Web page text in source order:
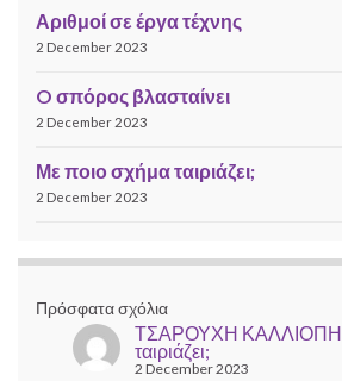
Αριθμοί σε έργα τέχνης
2 December 2023
O σπόρος βλασταίνει
2 December 2023
Με ποιο σχήμα ταιριάζει;
2 December 2023
Πρόσφατα σχόλια
ΤΣΑΡΟΥΧΗ ΚΑΛΛΙΟΠΗ
ταιριάζει;
2 December 2023